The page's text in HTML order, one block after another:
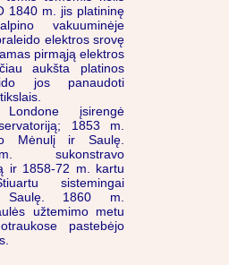
1840 m. jis platininę
vakuuminėje
elektros srovę
pirmąją elektros
aukšta platinos
jos panaudoti
įsirengė
1853 m.
Mėnulį ir Saulę.
sukonstravo
ir 1858-72 m. kartu
sistemingai
Saulę. 1860 m.
užtemimo metu
pastebėjo